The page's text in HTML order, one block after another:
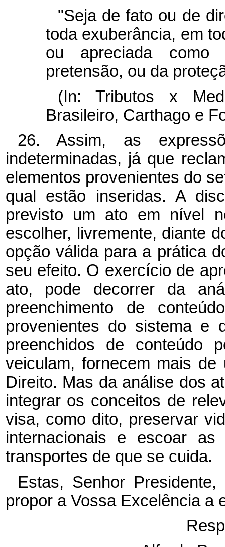
"Seja de fato ou de
toda exuberância, em
ou apreciada como
pretensão, ou da
(In: Tributos x
Brasileiro, Carthago e
26. Assim, as
indeterminadas, já que
elementos provenientes do
qual estão inseridas. A
previsto um ato em nível
escolher, livremente, diante
opção válida para a prática
seu efeito. O exercício de
ato, pode decorrer da
preenchimento de
provenientes do sistema e
preenchidos de conteúdo
veiculam, fornecem mais
Direito. Mas da análise dos
integrar os conceitos de
visa, como dito, preservar
internacionais e escoar as
transportes de que se cuida.
Estas, Senhor
propor a Vossa Excelência a